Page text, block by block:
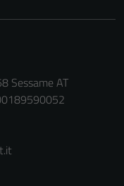
Sessame AT